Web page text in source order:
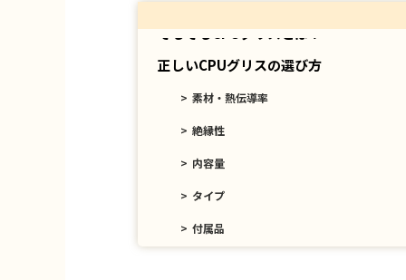
そもそもCPUグリスとは？
正しいCPUグリスの選び方
素材・熱伝導率
絶縁性
内容量
タイプ
付属品